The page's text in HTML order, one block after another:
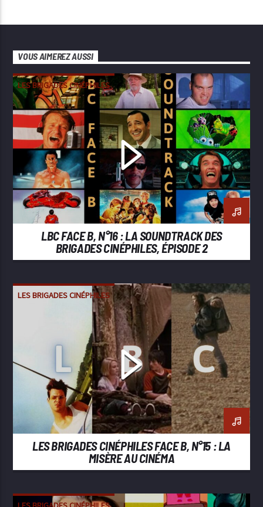
VOUS AIMEREZ AUSSI
LES BRIGADES CINÉPHILES
LBC FACE B, N°16 : LA SOUNDTRACK DES
BRIGADES CINÉPHILES, ÉPISODE 2
LES BRIGADES CINÉPHILES
LES BRIGADES CINÉPHILES FACE B, N°15 : LA
MISÈRE AU CINÉMA
LES BRIGADES CINÉPHILES